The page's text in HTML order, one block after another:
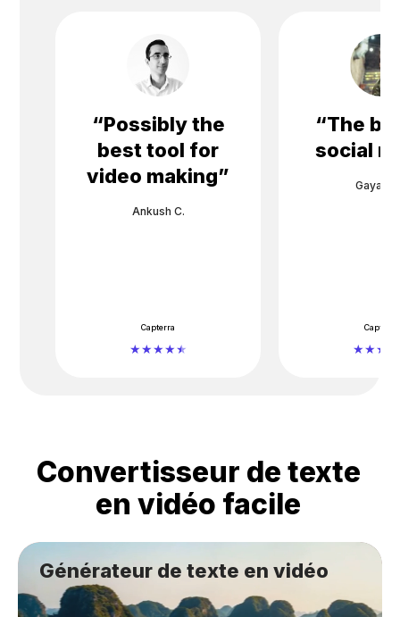
“Possibly the
best tool for
video making”
Ankush C.
Capterra
“The
social
Gayane
Capterra
Convertisseur de texte
en vidéo facile
Générateur de texte en vidéo